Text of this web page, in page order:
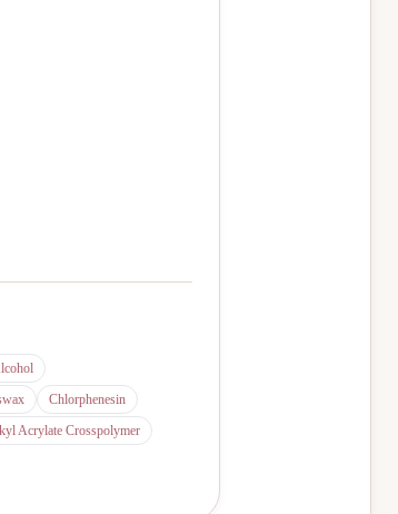
Chlorphenesin
Acrylate Crosspolymer